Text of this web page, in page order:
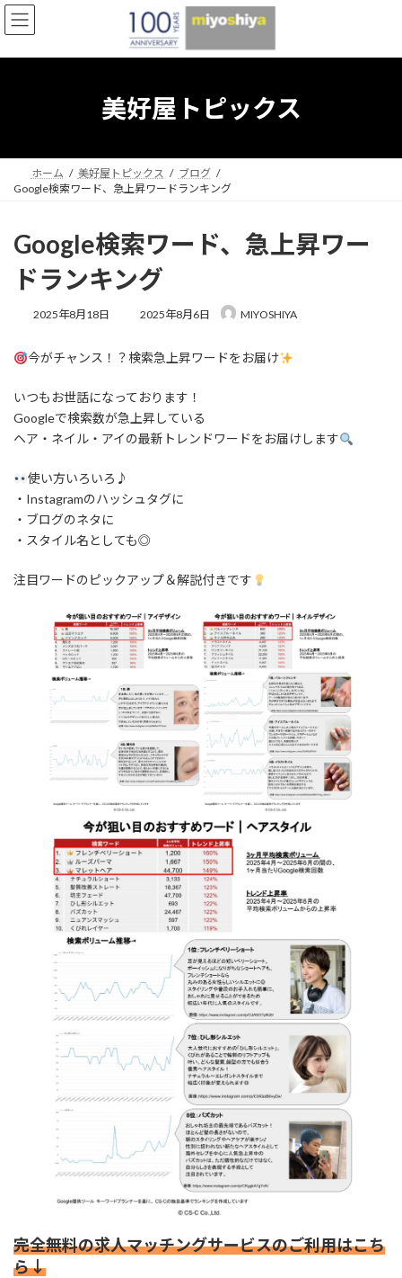
コ
ン
ン
ナ
ビ
ー
美好屋トピックス
ホーム 美好屋トピックス
ブログ
Google検索ワード、急上昇ワードランキング
Google検索ワード、急上昇ワー
ドランキング
2025年8月18日
最
新
時
:
2025年8月6日 MIYOSHIYA
今がチャンス！？検索急上昇ワードをお届け
いつもお世話になっております！
Googleで検索数が急上昇している
ヘア・ネイル・アイの最新トレンドワードをお届けします
使い方いろいろ♪
・Instagramのハッシュタグに
・ブログのネタに
・スタイル名としても◎
注目ワードのピックアップ＆解説付きです
完全無料の求人マッチングサービスのご利用はこち
ら↓